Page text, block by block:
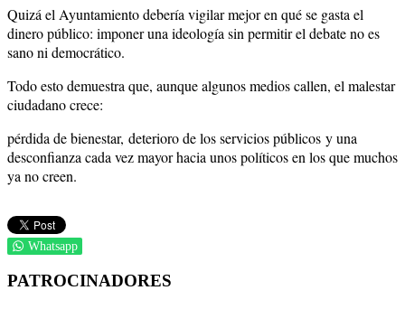
Quizá el Ayuntamiento debería vigilar mejor en qué se gasta el
dinero público: imponer una ideología sin permitir el debate no es
sano ni democrático.
Todo esto demuestra que, aunque algunos medios callen, el malestar
ciudadano crece:
pérdida de bienestar, deterioro de los servicios públicos y una
desconfianza cada vez mayor hacia unos políticos en los que muchos
ya no creen.
Whatsapp
PATROCINADORES